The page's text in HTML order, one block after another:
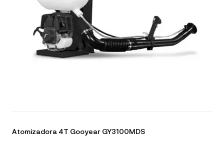
Atomizadora 4T Gooyear GY3100MDS